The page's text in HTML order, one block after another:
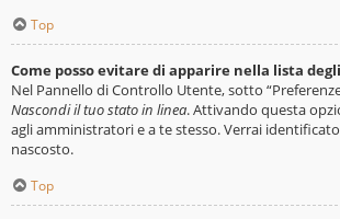
Top
Come posso evitare di apparire nella lista
Nel Pannello di Controllo Utente, sotto
Nascondi il tuo stato in linea. Attivando questa
agli amministratori e a te stesso. Verrai
nascosto.
Top